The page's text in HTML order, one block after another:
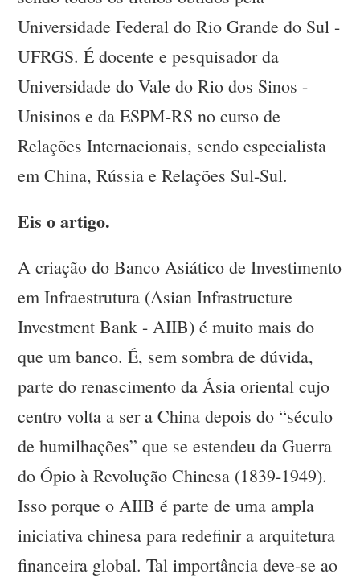
Universidade Federal do Rio Grande do Sul -
UFRGS. É docente e pesquisador da
Universidade do Vale do Rio dos Sinos -
Unisinos e da ESPM-RS no curso de
Relações Internacionais, sendo especialista
em China, Rússia e Relações Sul-Sul.
Eis o artigo.
A criação do Banco Asiático de Investimento
em Infraestrutura (Asian Infrastructure
Investment Bank - AIIB) é muito mais do
que um banco. É, sem sombra de dúvida,
parte do renascimento da Ásia oriental cujo
centro volta a ser a China depois do “século
de humilhações” que se estendeu da Guerra
do Ópio à Revolução Chinesa (1839-1949).
Isso porque o AIIB é parte de uma ampla
iniciativa chinesa para redefinir a arquitetura
financeira global. Tal importância deve-se ao